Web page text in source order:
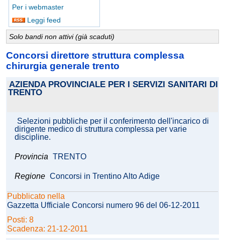
Per i webmaster
Leggi feed
Solo bandi non attivi (già scaduti)
Concorsi direttore struttura complessa
chirurgia generale trento
AZIENDA PROVINCIALE PER I SERVIZI SANITARI DI
TRENTO
Selezioni pubbliche per il conferimento dell'incarico di
dirigente medico di struttura complessa per varie
discipline.
Provincia TRENTO
Regione Concorsi in Trentino Alto Adige
Pubblicato nella
Gazzetta Ufficiale Concorsi numero 96 del 06-12-2011
Posti: 8
Scadenza: 21-12-2011